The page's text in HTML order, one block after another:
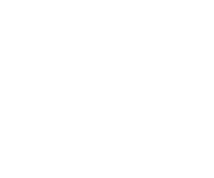
la UMA, que albergó
Con Bea González y
las distintas
primera y España,
participan son Líbano,
que suman 121